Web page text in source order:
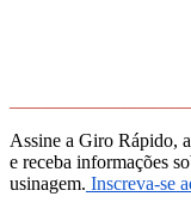
Assine a Giro Rápido,
e receba informações
usinagem. Inscreva-se